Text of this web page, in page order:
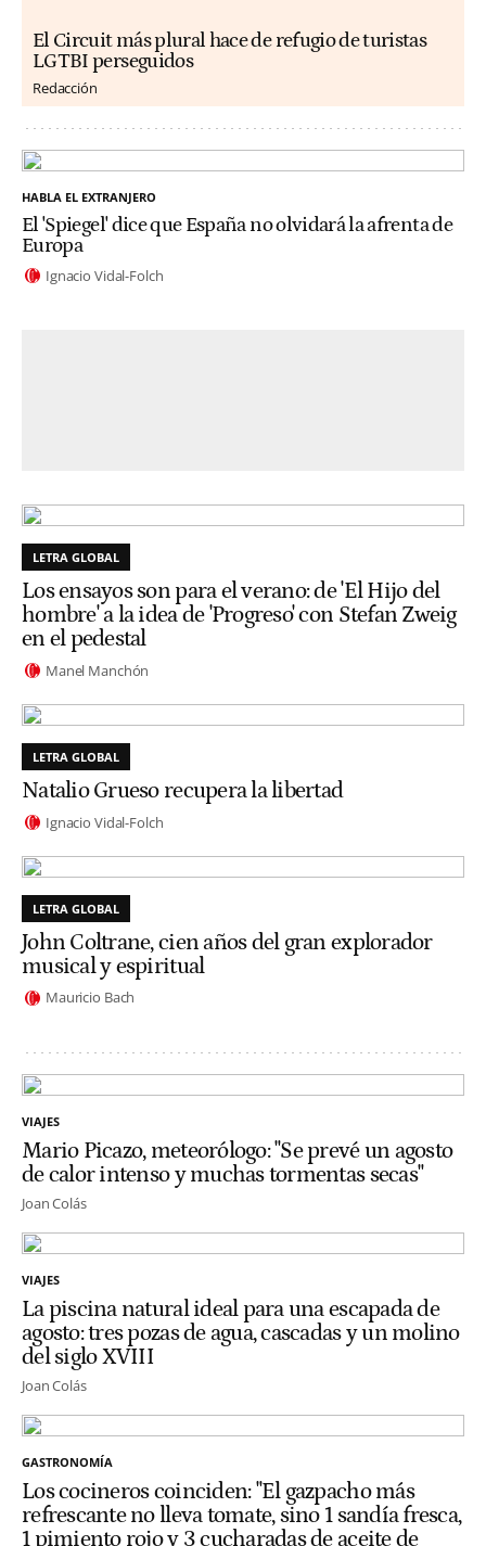
El Circuit más plural hace de refugio de turistas
LGTBI perseguidos
Redacción
HABLA EL EXTRANJERO
El 'Spiegel' dice que España no olvidará la afrenta de
Europa
Ignacio Vidal-Folch
LETRA GLOBAL
Los ensayos son para el verano: de 'El Hijo del
hombre' a la idea de 'Progreso' con Stefan Zweig
en el pedestal
Manel Manchón
LETRA GLOBAL
Natalio Grueso recupera la libertad
Ignacio Vidal-Folch
LETRA GLOBAL
John Coltrane, cien años del gran explorador
musical y espiritual
Mauricio Bach
VIAJES
Mario Picazo, meteorólogo: "Se prevé un agosto
de calor intenso y muchas tormentas secas"
Joan Colás
VIAJES
La piscina natural ideal para una escapada de
agosto: tres pozas de agua, cascadas y un molino
del siglo XVIII
Joan Colás
GASTRONOMÍA
Los cocineros coinciden: "El gazpacho más
refrescante no lleva tomate, sino 1 sandía fresca,
1 pimiento rojo y 3 cucharadas de aceite de